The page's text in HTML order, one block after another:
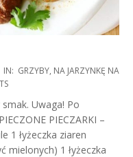
IN: GRZYBY, NA JARZYNKĘ NA
Uwaga! Po
PIECZARKI –
1 łyżeczka ziaren
mielonych) 1 łyżeczka